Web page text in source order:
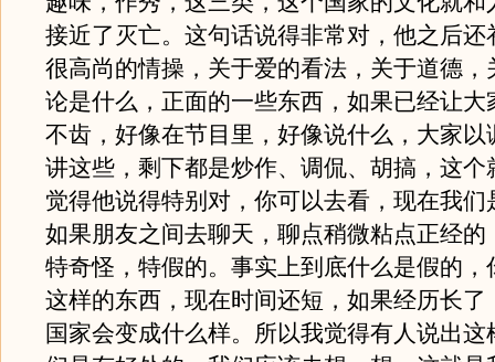
接近了灭亡。这句话说得非常对，他之后还
很高尚的情操，关于爱的看法，关于道德，
论是什么，正面的一些东西，如果已经让大
不齿，好像在节目里，好像说什么，大家以
讲这些，剩下都是炒作、调侃、胡搞，这个
觉得他说得特别对，你可以去看，现在我们
如果朋友之间去聊天，聊点稍微粘点正经的
特奇怪，特假的。事实上到底什么是假的，
这样的东西，现在时间还短，如果经历长了
国家会变成什么样。所以我觉得有人说出这